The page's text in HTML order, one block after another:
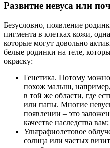
Развитие невуса или
Безусловно, появление
пигмента в клетках кожи,
которые могут довольно
белые родинки на теле,
окраску:
Генетика. Потому можно
похож малыш,
в той же области, где
или папы. Многие
появлении – это
качестве наследства вам;
Ультрафиолетовое
солнца или частых